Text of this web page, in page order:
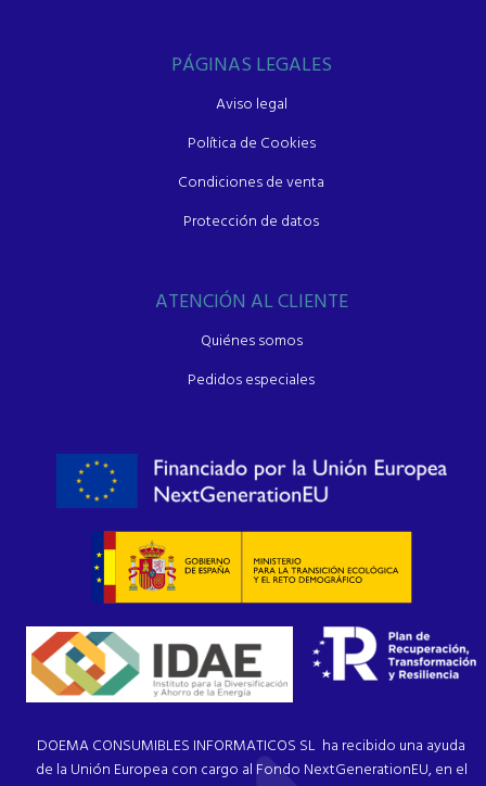
PÁGINAS LEGALES
Aviso legal
Política de Cookies
Condiciones de venta
Protección de datos
ATENCIÓN AL CLIENTE
Quiénes somos
Pedidos especiales
DOEMA CONSUMIBLES INFORMATICOS SL ha recibido una ayuda
de la Unión Europea con cargo al Fondo NextGenerationEU, en el